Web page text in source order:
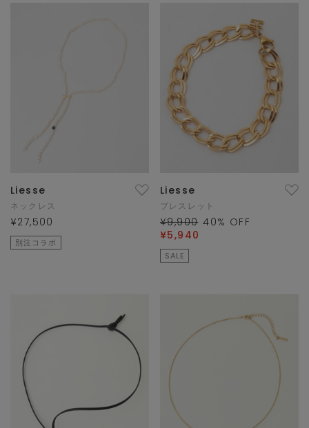
Liesse
ネックレス
¥27,500
別注コラボ
Liesse
ブレスレット
¥9,900 40% OFF
¥5,940
SALE